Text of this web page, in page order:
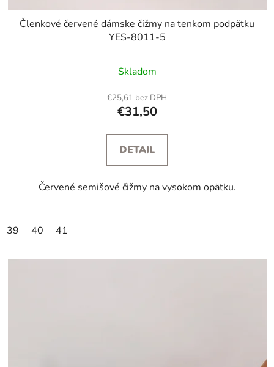
Členkové červené dámske čižmy na tenkom podpätku
YES-8011-5
Skladom
€25,61 bez DPH
€31,50
DETAIL
Červené semišové čižmy na vysokom opätku.
39 40 41